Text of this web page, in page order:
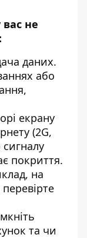
не
даних.
або
екрану
(2G,
покриття.
на
та чи